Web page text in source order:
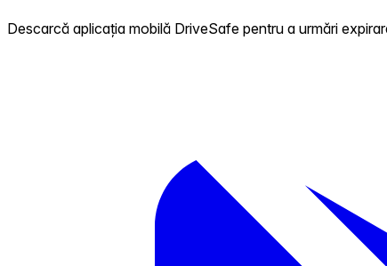
Descarcă aplicația mobilă DriveSafe pentru a urmări